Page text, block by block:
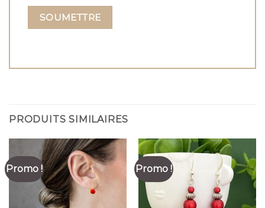
PRODUITS SIMILAIRES
Promo ! Promo !